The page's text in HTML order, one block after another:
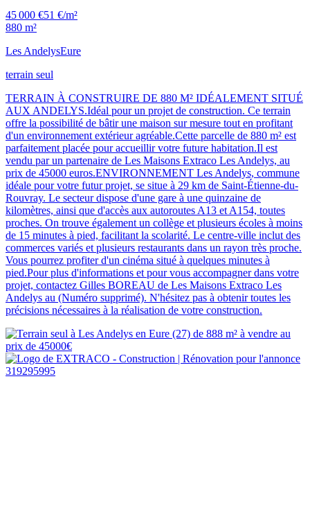
45 000 €51 €/m²
880 m²
Les AndelysEure
terrain seul
TERRAIN À CONSTRUIRE DE 880 M² IDÉALEMENT SITUÉ
AUX ANDELYS.Idéal pour un projet de construction. Ce terrain
offre la possibilité de bâtir une maison sur mesure tout en profitant
d'un environnement extérieur agréable.Cette parcelle de 880 m² est
parfaitement placée pour accueillir votre future habitation.Il est
vendu par un partenaire de Les Maisons Extraco Les Andelys, au
prix de 45000 euros.ENVIRONNEMENT Les Andelys, commune
idéale pour votre futur projet, se situe à 29 km de Saint-Étienne-du-
Rouvray. Le secteur dispose d'une gare à une quinzaine de
kilomètres, ainsi que d'accès aux autoroutes A13 et A154, toutes
proches. On trouve également un collège et plusieurs écoles à moins
de 15 minutes à pied, facilitant la scolarité. Le centre-ville inclut des
commerces variés et plusieurs restaurants dans un rayon très proche.
Vous pourrez profiter d'un cinéma situé à quelques minutes à
pied.Pour plus d'informations et pour vous accompagner dans votre
projet, contactez Gilles BOREAU de Les Maisons Extraco Les
Andelys au (Numéro supprimé). N'hésitez pas à obtenir toutes les
précisions nécessaires à la réalisation de votre construction.